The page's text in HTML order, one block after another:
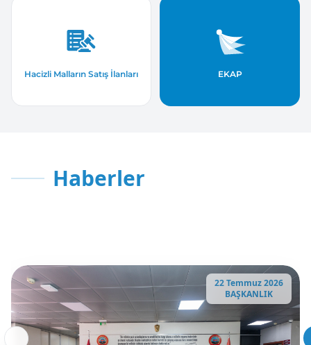
Hacizli Malların Satış İlanları EKAP
Haberler
22 Temmuz 2026
BAŞKANLIK